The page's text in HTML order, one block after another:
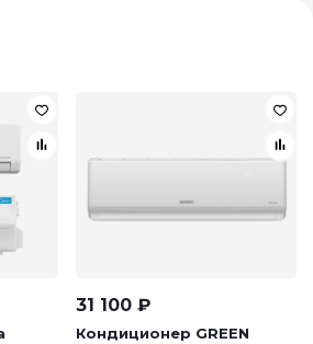
31 100 ₽
Кондиционер GREEN